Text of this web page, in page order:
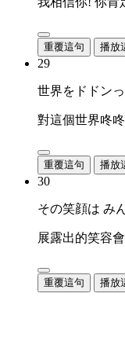
重覆這句 播放
29
世界をドドン
對這個世界咚
重覆這句 播放
30
その笑顔は み
展露出的笑容
重覆這句 播放